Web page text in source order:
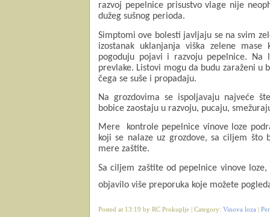
razvoj pepelnice prisustvo vlage nije
dužeg sušnog perioda.
Simptomi ove bolesti javljaju se na svim
izostanak uklanjanja viška zelene
pogoduju pojavi i razvoju pepelnice.
Na
prevlake. Listovi mogu da budu zaraženi u
čega se suše i propadaju.
Na grozdovima se ispoljavaju najveće
bobice zaostaju u razvoju, pucaju,
Mere kontrole pepelnice vinove loze
koji se nalaze uz grozdove, sa ciljem što
mere zaštite.
Sa ciljem zaštite od pepelnice vinove
objavilo više preporuka koje možete
Posted at 13:19 by RC Prokuplje | Category: Vinova loza